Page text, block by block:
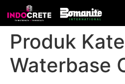
Produk
Waterbase